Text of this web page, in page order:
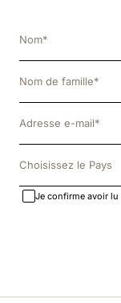
Choisissez le Pays
Je confirme avoir lu